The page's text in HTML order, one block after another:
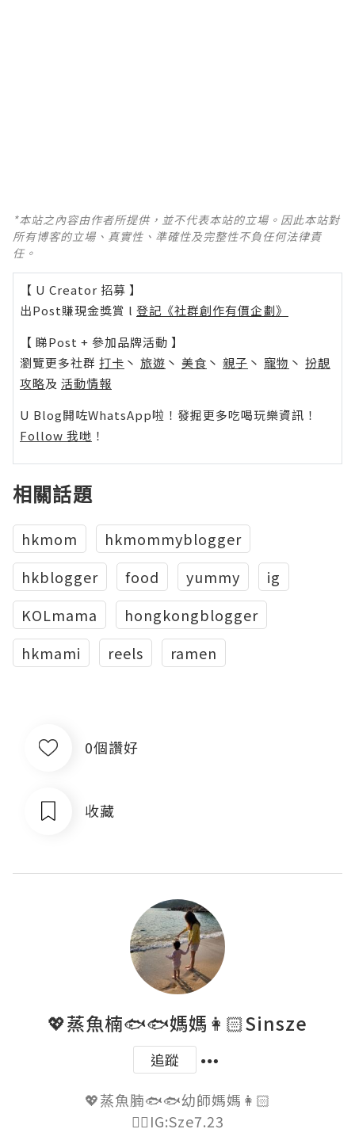
*本站之內容由作者所提供，並不代表本站的立場。因此本站對
所有博客的立場、真實性、準確性及完整性不負任何法律責
任。
【 U Creator 招募 】
出Post賺現金獎賞 l 登記《社群創作有價企劃》
【 睇Post + 參加品牌活動 】
瀏覽更多社群 打卡 丶 旅遊 丶 美食 丶 親子 丶 寵物 丶 扮靚
攻略及 活動情報
U Blog開咗WhatsApp啦！發掘更多吃喝玩樂資訊！
Follow 我哋 ！
相關話題
hkmom
hkmommyblogger
hkblogger
food yummy
ig
KOLmama
hongkongblogger
hkmami
reels ramen
0個讚好
收藏
💖蒸魚楠🐟🐟媽媽👩🏻Sinsze
追蹤
💖蒸魚腩🐟🐟幼師媽媽👩🏻
👉🏻IG:Sze7.23